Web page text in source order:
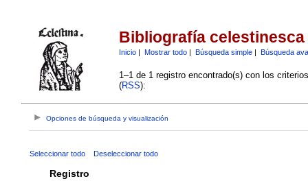
Bibliografía celestinesca
Inicio| Mostrar todo| Búsqueda simple| Búsqueda
1–1 de 1 registro encontrado(s) con los
(RSS):
Opciones de búsqueda y visualización
Seleccionar todo Deseleccionar todo
Registro